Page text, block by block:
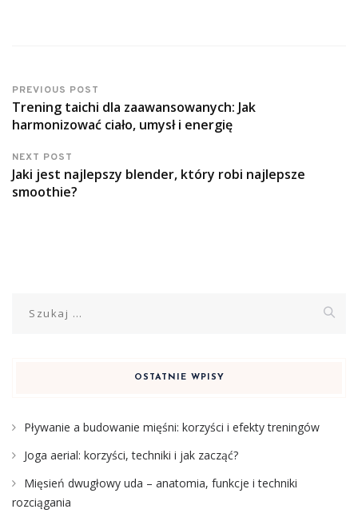
PREVIOUS POST
Trening taichi dla zaawansowanych: Jak
harmonizować ciało, umysł i energię
NEXT POST
Jaki jest najlepszy blender, który robi najlepsze
smoothie?
OSTATNIE WPISY
Pływanie a budowanie mięśni: korzyści i efekty treningów
Joga aerial: korzyści, techniki i jak zacząć?
Mięsień dwugłowy uda – anatomia, funkcje i techniki
rozciągania